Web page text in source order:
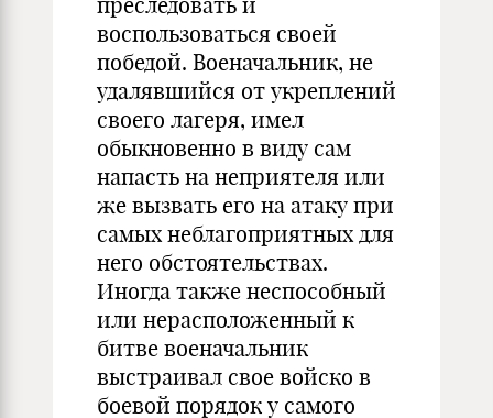
воспользоваться своей
победой. Военачальник, не
удалявшийся от укреплений
своего лагеря, имел
обыкновенно в виду сам
напасть на неприятеля или
же вызвать его на атаку при
самых неблагоприятных для
него обстоятельствах.
Иногда также неспособный
или нерасположенный к
битве военачальник
выстраивал свое войско в
боевой порядок у самого